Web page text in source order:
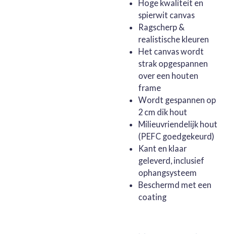
Hoge kwaliteit en
spierwit canvas
Ragscherp &
realistische kleuren
Het canvas wordt
strak opgespannen
over een houten
frame
Wordt gespannen op
2 cm dik hout
Milieuvriendelijk hout
(PEFC goedgekeurd)
Kant en klaar
geleverd, inclusief
ophangsysteem
Beschermd met een
coating